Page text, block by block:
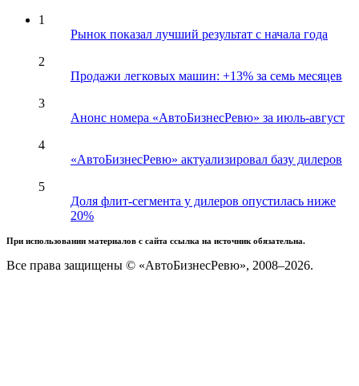
1
Рынок показал лучший результат с начала года
2
Продажи легковых машин: +13% за семь месяцев
3
Анонс номера «АвтоБизнесРевю» за июль-август
4
«АвтоБизнесРевю» актуализировал базу дилеров
5
Доля флит-сегмента у дилеров опустилась ниже
20%
При использовании материалов с сайта ссылка на источник обязательна.
Все права защищены © «АвтоБизнесРевю», 2008–2026.